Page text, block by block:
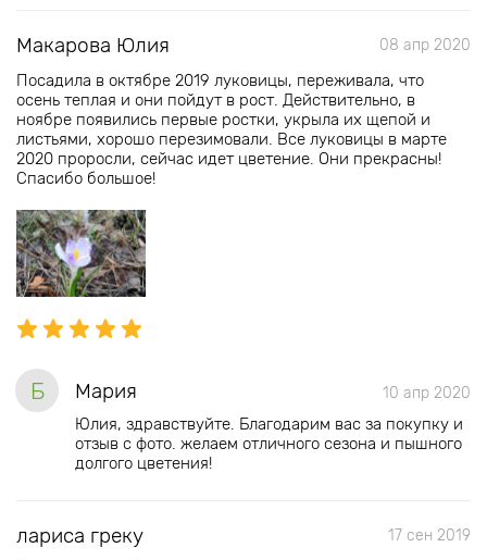
Макарова Юлия 08 апр 2020
Посадила в октябре 2019 луковицы, переживала, что
осень теплая и они пойдут в рост. Действительно, в
ноябре появились первые ростки, укрыла их щепой и
листьями, хорошо перезимовали. Все луковицы в марте
2020 проросли, сейчас идет цветение. Они прекрасны!
Спасибо большое!
Б Мария 10 апр 2020
Юлия, здравствуйте. Благодарим вас за покупку и
отзыв с фото. желаем отличного сезона и пышного
долгого цветения!
лариса греку 17 сен 2019